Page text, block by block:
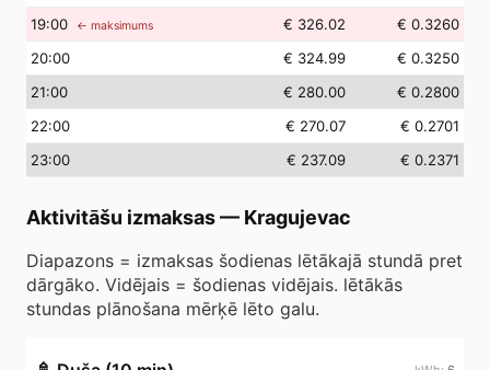
19:00 ← maksimums € 326.02
€ 0.3260
20:00 € 324.99
€ 0.3250
21:00 € 280.00
€ 0.2800
22:00 € 270.07
€ 0.2701
23:00 € 237.09 € 0.2371
Aktivitāšu izmaksas— Kragujevac
Diapazons = izmaksas šodienas lētākajā stundā pret
dārgāko. Vidējais = šodienas vidējais. lētākās
stundas plānošana mērķē lēto galu.